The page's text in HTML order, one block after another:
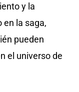
y la
en la saga,
pueden
el universo de